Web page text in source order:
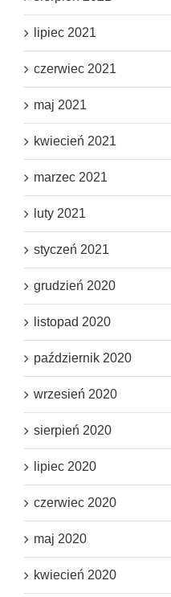
lipiec 2021
czerwiec 2021
maj 2021
kwiecień 2021
marzec 2021
luty 2021
styczeń 2021
grudzień 2020
listopad 2020
październik 2020
wrzesień 2020
sierpień 2020
lipiec 2020
czerwiec 2020
maj 2020
kwiecień 2020